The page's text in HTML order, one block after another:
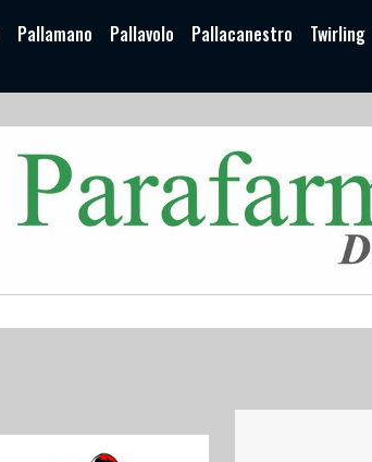
Pallamano Pallavolo Pallacanestro Twirling